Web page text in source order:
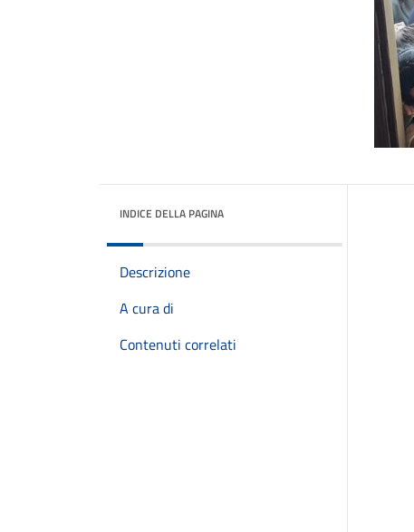
INDICE DELLA PAGINA
Descrizione
A cura di
Contenuti correlati